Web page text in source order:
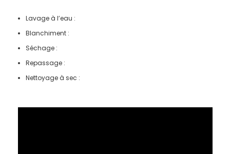
Lavage à l’eau :
Blanchiment :
Séchage :
Repassage :
Nettoyage à sec :